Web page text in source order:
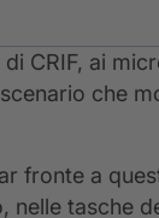
CRIF, ai
che
fronte a
nelle tasche